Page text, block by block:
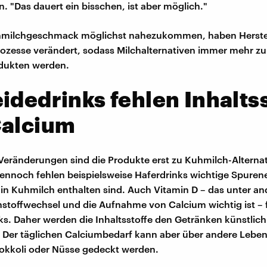
"Das dauert ein bisschen, ist aber möglich."
möglichst nahezukommen, haben
verändert, sodass Milchalternativen immer mehr
werden.
fehlen
sind die Produkte erst zu Kuhmilch-
fehlen beispielsweise Haferdrinks wichtige
Kuhmilch enthalten sind. Auch Vitamin D – das unter
und die Aufnahme von Calcium wichtig ist –
Daher werden die Inhaltsstoffe den Getränken künstlich
täglichen Calciumbedarf kann aber über andere
oder Nüsse gedeckt werden.